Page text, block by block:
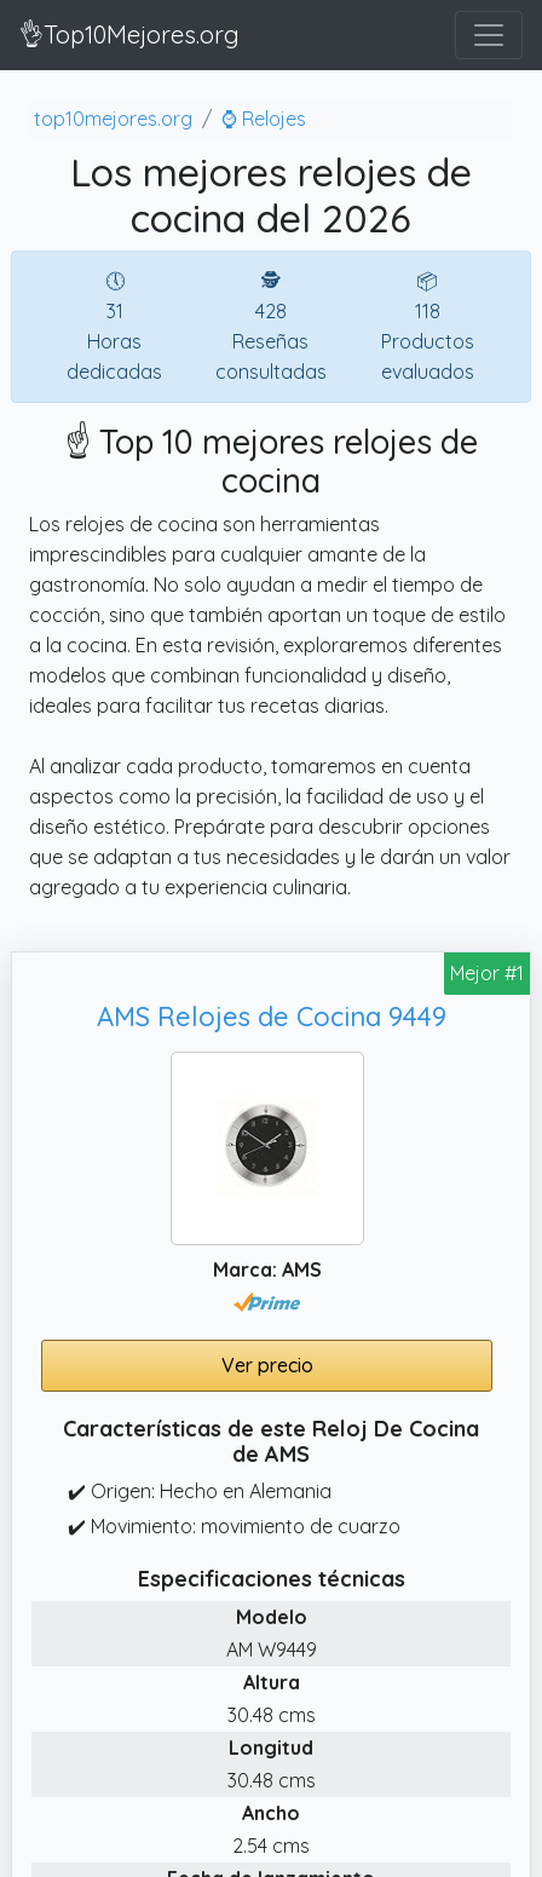
👌Top10Mejores.org
top10mejores.org ⌚ Relojes
Los mejores relojes de
cocina del 2026
🕔
31
Horas
dedicadas
🕵
428
Reseñas
consultadas
📦
118
Productos
evaluados
☝️ Top 10 mejores relojes de
cocina
Los relojes de cocina son herramientas
imprescindibles para cualquier amante de la
gastronomía. No solo ayudan a medir el tiempo de
cocción, sino que también aportan un toque de estilo
a la cocina. En esta revisión, exploraremos diferentes
modelos que combinan funcionalidad y diseño,
ideales para facilitar tus recetas diarias.
Al analizar cada producto, tomaremos en cuenta
aspectos como la precisión, la facilidad de uso y el
diseño estético. Prepárate para descubrir opciones
que se adaptan a tus necesidades y le darán un valor
agregado a tu experiencia culinaria.
Mejor #1
AMS Relojes de Cocina 9449
Marca: AMS
Ver precio
Características de este Reloj De Cocina
de AMS
✔️ Origen: Hecho en Alemania
✔️ Movimiento: movimiento de cuarzo
Especificaciones técnicas
Modelo
AM W9449
Altura
30.48 cms
Longitud
30.48 cms
Ancho
2.54 cms